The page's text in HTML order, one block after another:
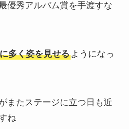
優秀アルバム賞を手渡すな
多く姿を見せるようになっ
またステージに立つ日も近
ね